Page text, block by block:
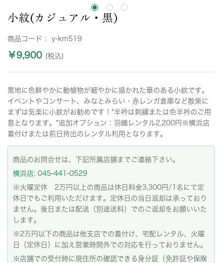
小紋(カジュアル・黒)
商品コード： y-km519
￥9,900 (税込)
黒地に色鮮やかに動植物が細やかに描かれた華のある小紋です。
イベントやコンサート、みなとみらい・赤レンガ倉庫など散策に
まずは気楽に小紋がお勧めです！*半衿は刺繍または色半衿のご用
意となります。*追加オプション：羽織レンタル2,200円※横浜店
着付けまたは前日持出のレンタル利用となります。
商品のお問合せは、下記所属店舗までご連絡下さい。
横浜店: 045-441-0529
※火曜定休 2万円以上の商品は休日料金3,300円/1名にて定
休日でもご利用いただけます。定休日の当日返却は承っており
ません。後日または配送（別途送料）でのご返却をお願いいた
します。
※2万円以下の商品は他支店での着付け、宅配レンタル、火曜
日（定休日）に加え営業時間外での対応を行っておりません。
※店舗での受付時に現住所の確認できる身分証（免許証や保険